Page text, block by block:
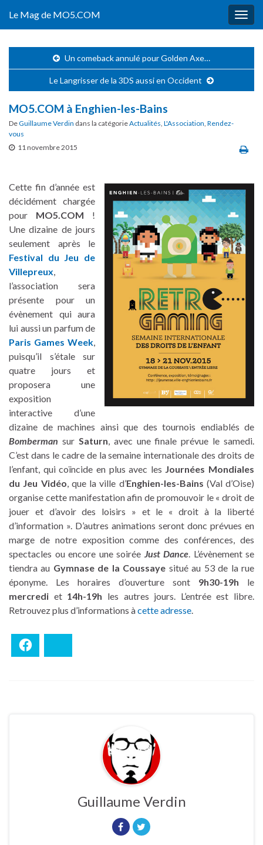
Le Mag de MO5.COM
Un comeback annulé pour Golden Axe…
Le Langrisser de la 3DS aussi en Occident
MO5.COM à Enghien-les-Bains
DeGuillaume Verdin dans la catégorieActualités, L'Association, Rendez-
vous
11 novembre 2015
Cette fin d’année est
décidément chargée
pour MO5.COM !
Une dizaine de jours
seulement après le
Festival du Jeu de
Villepreux,
l’association sera
présente pour un
évènement qui aura
lui aussi un parfum de
Paris Games Week,
puisqu’il s’étale sur
quatre jours et
proposera une
exposition
interactive d’une
dizaine de machines ainsi que des tournois endiablés de
Bomberman sur Saturn, avec une finale prévue le samedi.
C’est dans le cadre de la semaine internationale des droits de
l’enfant, qui coïncide en plus avec les Journées Mondiales
du Jeu Vidéo, que la ville d’Enghien-les-Bains (Val d’Oise)
organise cette manifestation afin de promouvoir le « droit de
jouer et d’avoir des loisirs » et le « droit à la liberté
d’information ». D’autres animations seront donc prévues en
marge de notre exposition comme des conférences, des
spectacles ou encore une soirée Just Dance. L’évènement se
tiendra au Gymnase de la Coussaye situé au 53 de la rue
éponyme. Les horaires d’ouverture sont 9h30-19h le
mercredi et 14h-19h les autres jours. L’entrée est libre.
Retrouvez plus d’informations àcette adresse.
Guillaume Verdin